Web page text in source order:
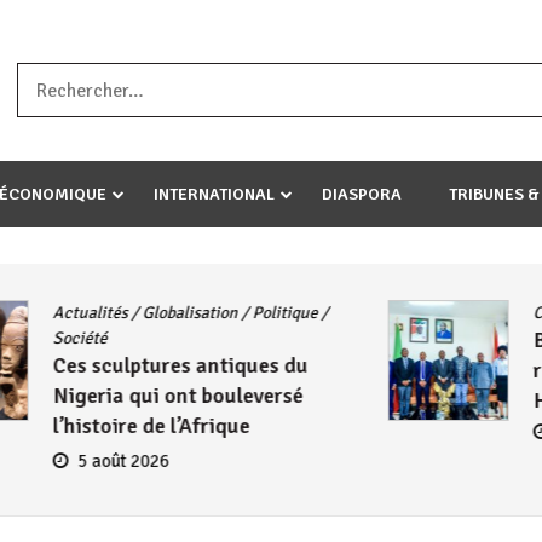
umariye umuryango wawe canke igihugu cakwibarutse
INTERNATIONAL DIASPORA TRIBUNES
CNDD-FDD/Diplomatie
Burundi – Kenya : Le CNDD-FDD
reçoit l’ambassadeur Wambuma
Henry